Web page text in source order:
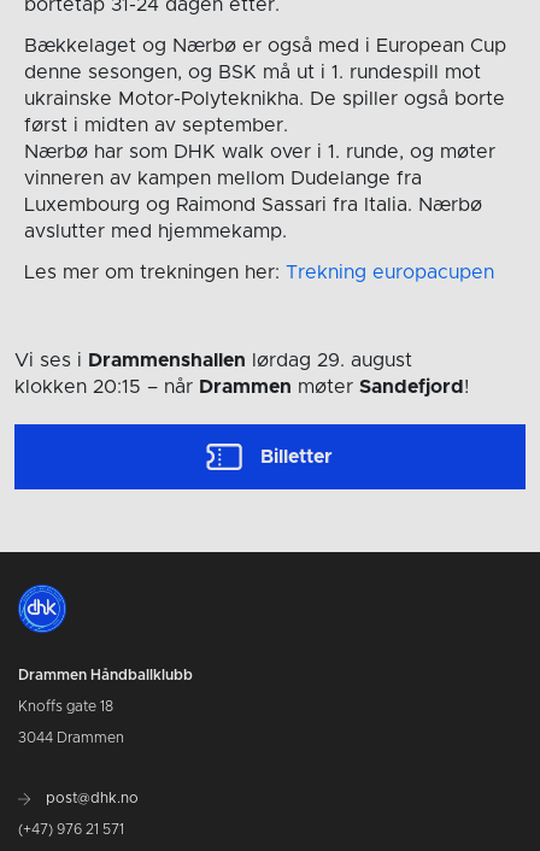
bortetap 31-24 dagen etter.
Bækkelaget og Nærbø er også med i European Cup
denne sesongen, og BSK må ut i 1. rundespill mot
ukrainske Motor-Polyteknikha. De spiller også borte
først i midten av september.
Nærbø har som DHK walk over i 1. runde, og møter
vinneren av kampen mellom Dudelange fra
Luxembourg og Raimond Sassari fra Italia. Nærbø
avslutter med hjemmekamp.
Les mer om trekningen her: Trekning europacupen
Vi ses i Drammenshallen lørdag 29. august
klokken 20:15 – når Drammen møter Sandefjord !
Billetter
Drammen Håndballklubb
Knoffs gate 18
3044 Drammen
post@dhk.no
(+47) 976 21 571